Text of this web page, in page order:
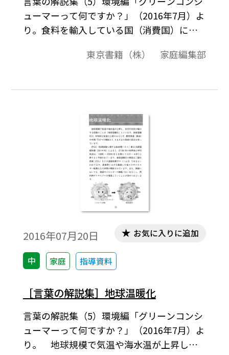
ューマーって何ですか？」（2016年7月）よ
り。食料を輸入している国（消費国）にお
ら，どの程度の水が必要かを推定した水の
水）」 といいます。
東京書籍（株） 家庭編集部
2016年07月20日
中 家庭 指導資料
お気に入りに追加
［言葉の解説集］地球温暖化
言葉の解説集（5）環境編「グリーンコンシ
ューマーって何ですか？」（2016年7月）よ
り。 地球規模で気温や海水温が上昇し，